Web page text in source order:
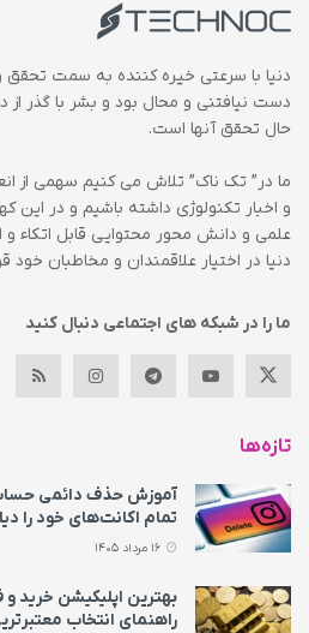
دنیا با سرعتی خیره کننده به سمت تحقق
دست نیافتنی و محال بود و بشر با گذر از
حال تحقق آنها است.
ما در” تک ناک” تلاش می کنیم سهمی از
و اخبار تکنولوژی داشته باشیم و در این
علمی و دانش محور محتوایی قابل اتکاء و
دنیا در اختیار علاقمندان و مخاطبان خود
ما را در شبکه های اجتماعی دنبال کنید
تازه‌ها
آموزش حذف دائمی
تمام اکانت‌های خود را
بهترین اپلیکیشن
راهنمای انتخاب